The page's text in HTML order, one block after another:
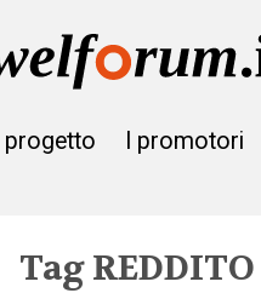
Il progetto I promotori
Tag